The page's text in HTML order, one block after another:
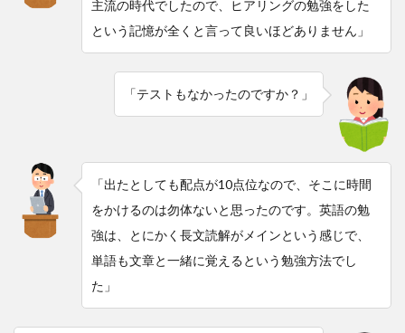
主流の時代でしたので、ヒアリングの勉強をした
という記憶が全くと言って良いほどありません」
「テストもなかったのですか？」
「出たとしても配点が10点位なので、そこに時間
をかけるのは勿体ないと思ったのです。英語の勉
強は、とにかく長文読解がメインという感じで、
単語も文章と一緒に覚えるという勉強方法でし
た」